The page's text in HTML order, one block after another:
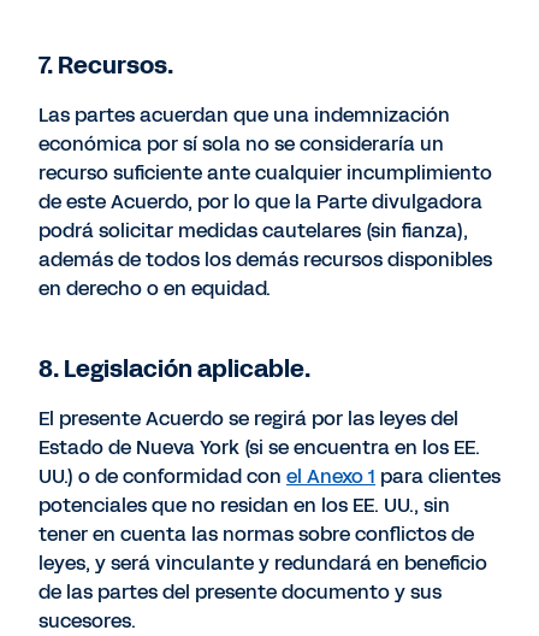
7. Recursos.
Las partes acuerdan que una indemnización
económica por sí sola no se consideraría un
recurso suficiente ante cualquier incumplimiento
de este Acuerdo, por lo que la Parte divulgadora
podrá solicitar medidas cautelares (sin fianza),
además de todos los demás recursos disponibles
en derecho o en equidad.
8. Legislación aplicable.
El presente Acuerdo se regirá por las leyes del
Estado de Nueva York (si se encuentra en los EE.
UU.) o de conformidad con el Anexo 1 para clientes
potenciales que no residan en los EE. UU., sin
tener en cuenta las normas sobre conflictos de
leyes, y será vinculante y redundará en beneficio
de las partes del presente documento y sus
sucesores.